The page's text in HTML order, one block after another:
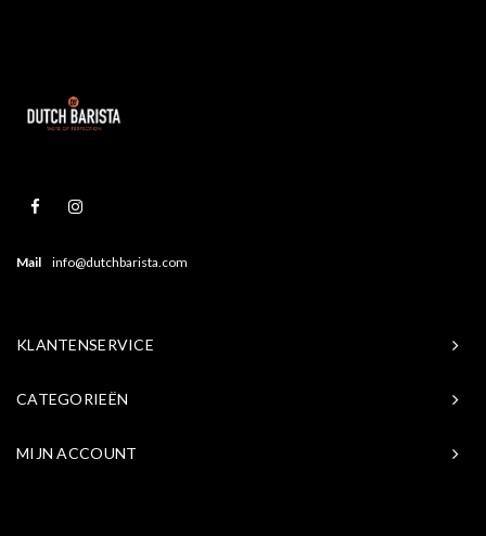
Mail info@dutchbarista.com
KLANTENSERVICE
CATEGORIEËN
MIJN ACCOUNT